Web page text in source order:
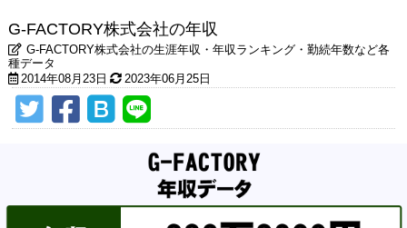
G-FACTORY株式会社の年収
G-FACTORY株式会社の生涯年収・年収ランキング・勤続年数など各
種データ
2014年08月23日
2023年06月25日